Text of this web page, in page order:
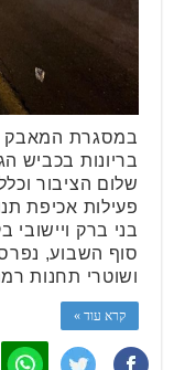
במסגרת המאבק
בריונות בכביש
שלום הציבור
פעילות אכיפת
בני ברק
סוף השבוע,
ושוטרי תחנות
קרא עוד »